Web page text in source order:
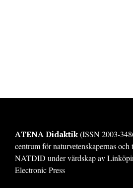
ATENA Didaktik(ISSN 2003-
centrum för naturvetenskapernas
NATDID under värdskap av
Electronic Press